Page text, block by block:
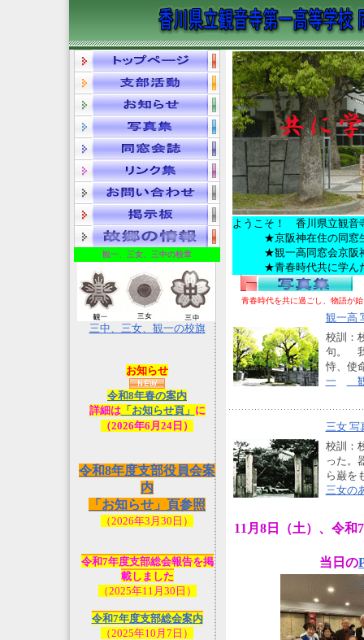
観一、三女、三中の校章
三中、三女、観一の校旗
お知らせ
令和8年春の案内
詳細は「お知らせ頁」 に
（2026年6月24日）
令和8年度支部役員会案
内
「お知らせ」頁参照
（2026年3月30日）
令和7年度支部総会報告を掲
載しました
（2025年11月30日）
令和7年度支部総会案内
（2025年10月7日）
ようこそ！ 香川県立観音
★京阪神在住の同窓生会
★観一高同窓会京阪神
★青春時代共に学んだ
青春時代を共に過ごし、物語が
観一高
校訓：
句。
恃、使
一
三女 写
校訓：
った。
ら巌
三女の
11月8日（土）、令
当日の